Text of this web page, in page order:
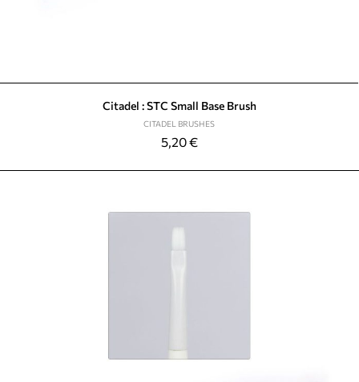
Citadel : STC Small Base Brush
CITADEL BRUSHES
5,20€